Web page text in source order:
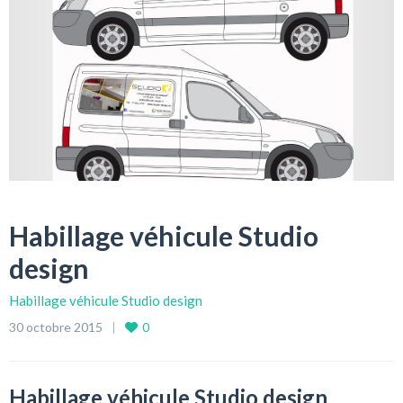
Habillage véhicule Studio
design
Habillage véhicule Studio design
30 octobre 2015 0
Habillage véhicule Studio design